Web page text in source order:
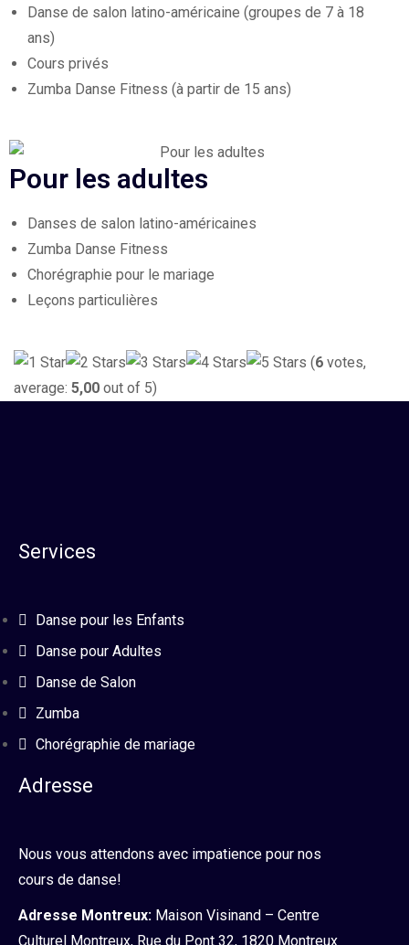
Danse de salon latino-américaine (groupes de 7 à 18
ans)
Cours privés
Zumba Danse Fitness (à partir de 15 ans)
Pour les adultes
Danses de salon latino-américaines
Zumba Danse Fitness
Chorégraphie pour le mariage
Leçons particulières
(6 votes,
average: 5,00 out of 5)
Services
Danse pour les Enfants
Danse pour Adultes
Danse de Salon
Zumba
Chorégraphie de mariage
Adresse
Nous vous attendons avec impatience pour nos
cours de danse!
Adresse Montreux: Maison Visinand – Centre
Culturel Montreux, Rue du Pont 32, 1820 Montreux